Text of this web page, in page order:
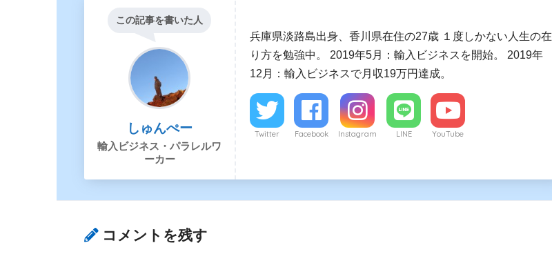
この記事を書いた人
しゅんぺー
輸入ビジネス・パラレルワ
ーカー
兵庫県淡路島出身、香川県在住の27歳 １度しかない人生の在
り方を勉強中。 2019年5月：輸入ビジネスを開始。 2019年
12月：輸入ビジネスで月収19万円達成。
Twitter Facebook Instagram LINE YouTube
コメントを残す